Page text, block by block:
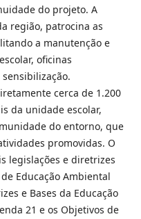
do projeto. A
região, patrocina as
a manutenção e
oficinas
cerca de 1.200
da unidade escolar,
do entorno, que
promovidas. O
legislações e diretrizes
Educação Ambiental
e Bases da Educação
21 e os Objetivos de